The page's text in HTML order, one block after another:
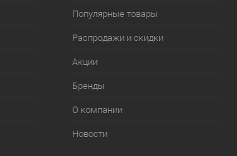
Популярные товары
Распродажи и скидки
Акции
Бренды
О компании
Новости